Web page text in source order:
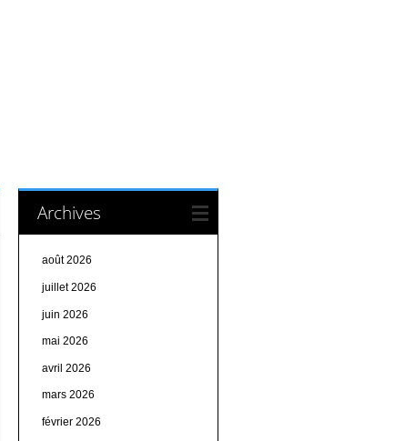
Archives
août 2026
juillet 2026
juin 2026
mai 2026
avril 2026
mars 2026
février 2026